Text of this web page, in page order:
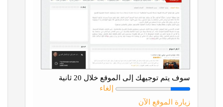
سوف يتم توجيهك إلى الموقع خلال 20 ثانية
إلغاء
زيارة الموقع الآن